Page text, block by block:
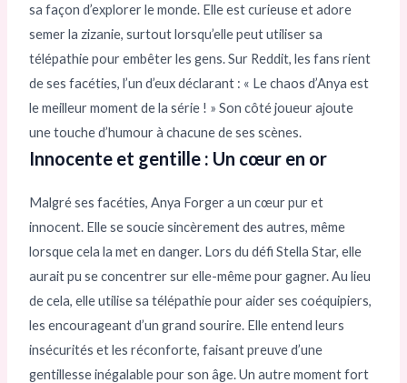
sa façon d’explorer le monde. Elle est curieuse et adore
semer la zizanie, surtout lorsqu’elle peut utiliser sa
télépathie pour embêter les gens. Sur Reddit, les fans rient
de ses facéties, l’un d’eux déclarant : « Le chaos d’Anya est
le meilleur moment de la série ! » Son côté joueur ajoute
une touche d’humour à chacune de ses scènes.
Innocente et gentille : Un cœur en or
Malgré ses facéties, Anya Forger a un cœur pur et
innocent. Elle se soucie sincèrement des autres, même
lorsque cela la met en danger. Lors du défi Stella Star, elle
aurait pu se concentrer sur elle-même pour gagner. Au lieu
de cela, elle utilise sa télépathie pour aider ses coéquipiers,
les encourageant d’un grand sourire. Elle entend leurs
insécurités et les réconforte, faisant preuve d’une
gentillesse inégalable pour son âge. Un autre moment fort